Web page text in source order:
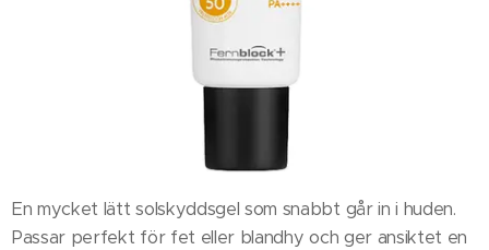
En mycket lätt solskyddsgel som snabbt går in i huden.
Passar perfekt för fet eller blandhy och ger ansiktet en